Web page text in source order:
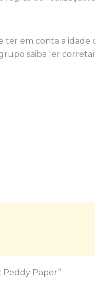
ter em conta a idade
saiba ler
Peddy Paper”